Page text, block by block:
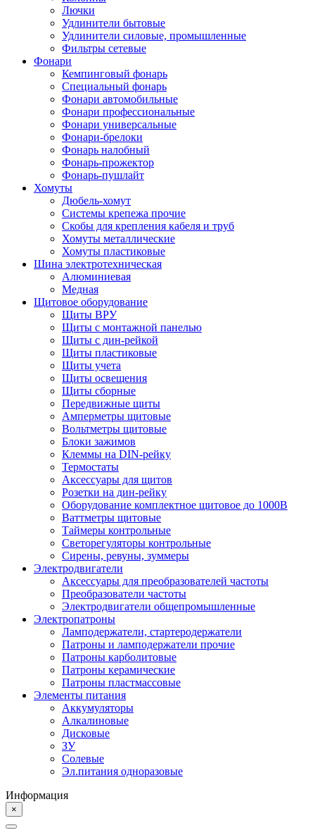
Лючки
Удлинители бытовые
Удлинители силовые, промышленные
Фильтры сетевые
Фонари
Кемпинговый фонарь
Специальный фонарь
Фонари автомобильные
Фонари профессиональные
Фонари универсальные
Фонари-брелоки
Фонарь налобный
Фонарь-прожектор
Фонарь-пушлайт
Хомуты
Дюбель-хомут
Системы крепежа прочие
Скобы для крепления кабеля и труб
Хомуты металлические
Хомуты пластиковые
Шина электротехническая
Алюминиевая
Медная
Щитовое оборудование
Щиты ВРУ
Щиты с монтажной панелью
Щиты с дин-рейкой
Щиты пластиковые
Щиты учета
Щиты освещения
Щиты сборные
Передвижные щиты
Амперметры щитовые
Вольтметры щитовые
Блоки зажимов
Клеммы на DIN-рейку
Термостаты
Аксессуары для щитов
Розетки на дин-рейку
Оборудование комплектное щитовое до 1000В
Ваттметры щитовые
Таймеры контрольные
Светорегуляторы контрольные
Сирены, ревуны, зуммеры
Электродвигатели
Аксессуары для преобразователей частоты
Преобразователи частоты
Электродвигатели общепромышленные
Электропатроны
Ламподержатели, стартеродержатели
Патроны и ламподержатели прочие
Патроны карболитовые
Патроны керамические
Патроны пластмассовые
Элементы питания
Аккумуляторы
Алкалиновые
Дисковые
ЗУ
Солевые
Эл.питания одноразовые
Информация
×